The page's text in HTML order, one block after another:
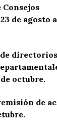
de agosto
octubre.
de